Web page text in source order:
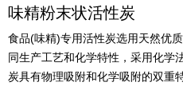
味精粉末状活性炭
食品(味精)专用活性炭选用天然优
同生产工艺和化学特性，采用化学
炭具有物理吸附和化学吸附的双重